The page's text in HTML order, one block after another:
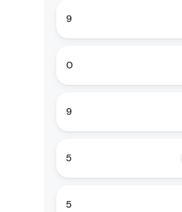
9
0
9
5
5